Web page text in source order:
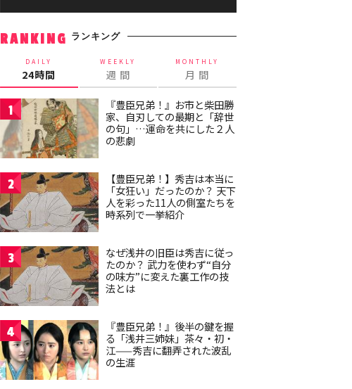
RANKING ランキング
DAILY
24時間
WEEKLY
週 間
MONTHLY
月 間
1
『豊臣兄弟！』お市と柴田勝
家、自刃しての最期と「辞世
の句」…運命を共にした２人
の悲劇
2
【豊臣兄弟！】秀吉は本当に
「女狂い」だったのか？ 天下
人を彩った11人の側室たちを
時系列で一挙紹介
3
なぜ浅井の旧臣は秀吉に従っ
たのか？ 武力を使わず“自分
の味方”に変えた裏工作の技
法とは
4
『豊臣兄弟！』後半の鍵を握
る「浅井三姉妹」茶々・初・
江——秀吉に翻弄された波乱
の生涯